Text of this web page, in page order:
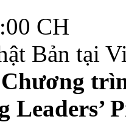
CH
Bản tại
Chương
Leaders’